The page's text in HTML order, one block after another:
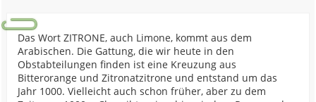
Das Wort ZITRONE, auch Limone, kommt aus dem
Arabischen. Die Gattung, die wir heute in den
Obstabteilungen finden ist eine Kreuzung aus
Bitterorange und Zitronatzitrone und entstand um das
Jahr 1000. Vielleicht auch schon früher, aber zu dem